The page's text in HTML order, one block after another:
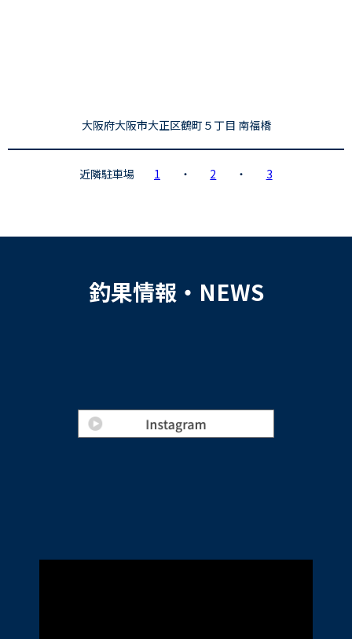
大阪府大阪市大正区鶴町５丁目 南福橋
近隣駐車場 1 ・ 2 ・ 3
釣果情報・NEWS